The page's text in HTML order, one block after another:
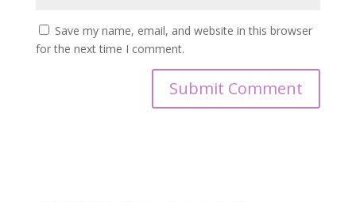
Save my name, email, and website in this browser
for the next time I comment.